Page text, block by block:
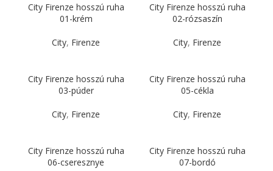
City Firenze hosszú ruha
01-krém
City, Firenze
City Firenze hosszú ruha
02-rózsaszín
City, Firenze
City Firenze hosszú ruha
03-púder
City, Firenze
City Firenze hosszú ruha
05-cékla
City, Firenze
City Firenze hosszú ruha
06-cseresznye
City Firenze hosszú ruha
07-bordó